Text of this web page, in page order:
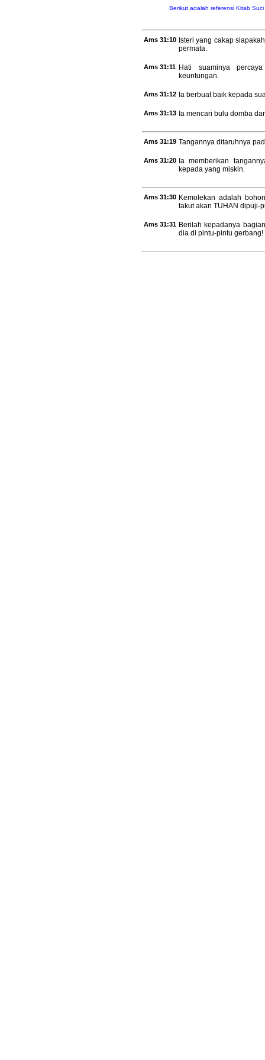
Berikut adalah referensi Kitab
Ams 31:10 Isteri yang cakap
permata.
Ams 31:11 Hati suaminya
keuntungan.
Ams 31:12 Ia berbuat baik kepada
Ams 31:13 Ia mencari bulu domba
Ams 31:19 Tangannya ditaruhnya
Ams 31:20 Ia memberikan
kepada yang miskin.
Ams 31:30 Kemolekan adalah
takut akan TUHAN dipuji-
Ams 31:31 Berilah kepadanya
dia di pintu-pintu gerbang!